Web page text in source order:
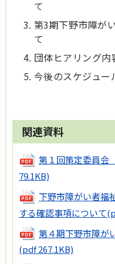
て
第3期下野市障が
て
団体ヒアリング内
今後のスケジュー
関連資料
第１回策定委員会
79.1KB)
下野市障がい者福
する確認事項について
第４期下野市障が
(pdf 267.1KB)